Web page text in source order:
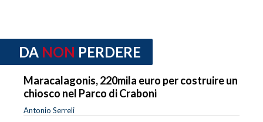
DA NON PERDERE
Maracalagonis, 220mila euro per costruire un
chiosco nel Parco di Craboni
Antonio Serreli